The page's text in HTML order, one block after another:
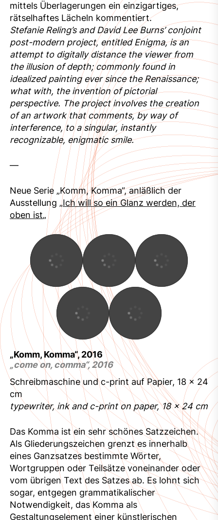
mittels Überlagerungen ein einzigartiges,
rätselhaftes Lächeln kommentiert.
Stefanie Reling’s and David Lee Burns’ conjoint
post-modern project, entitled Enigma, is an
attempt to digitally distance the viewer from
the illusion of depth; commonly found in
idealized painting ever since the Renaissance;
what with, the invention of pictorial
perspective. The project involves the creation
of an artwork that comments, by way of
interference, to a singular, instantly
recognizable, enigmatic smile.
—
Neue Serie „Komm, Komma“, anläßlich der
Ausstellung „Ich will so ein Glanz werden, der
oben ist„
„Komm, Komma“, 2016
„come on, comma“, 2016
Schreibmaschine und c-print auf Papier, 18 x 24
cm
typewriter, ink and c-print on paper, 18 x 24 cm
Das Komma ist ein sehr schönes Satzzeichen.
Als Gliederungszeichen grenzt es innerhalb
eines Ganzsatzes bestimmte Wörter,
Wortgruppen oder Teilsätze voneinander oder
vom übrigen Text des Satzes ab. Es lohnt sich
sogar, entgegen grammatikalischer
Notwendigkeit, das Komma als
Gestaltungselement einer künstlerischen